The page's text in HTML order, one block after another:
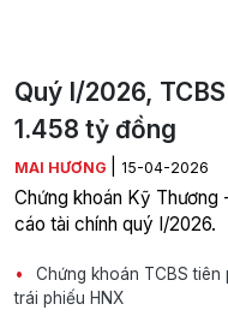
Quý I/2026,
1.458 tỷ đồng
MAI HƯƠNG 15-04-2026
Chứng khoán Kỹ
cáo tài chính quý I/2026.
Chứng khoán TCBS
trái phiếu HNX